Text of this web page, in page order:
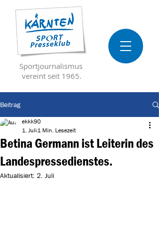
Sportjournalismus
vereint seit 1965.
Beitrag
Betina Germann ist Leiterin des
Landespressedienstes.
ekkk90
1. Juli1 Min. Lesezeit
Aktualisiert: 2. Juli